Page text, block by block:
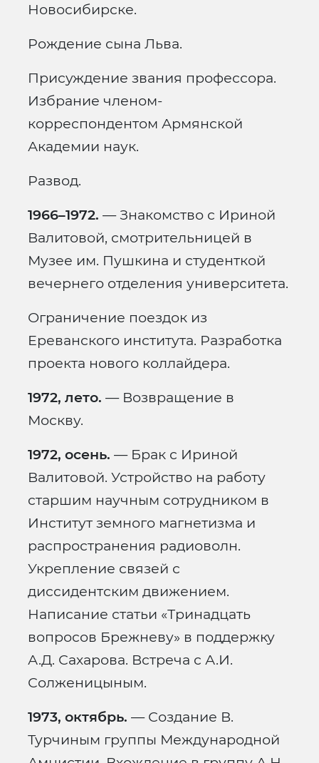
Новосибирске.
Рождение сына Льва.
Присуждение звания профессора.
Избрание членом-
корреспондентом Армянской
Академии наук.
Развод.
1966–1972. — Знакомство с Ириной
Валитовой, смотрительницей в
Музее им. Пушкина и студенткой
вечернего отделения университета.
Ограничение поездок из
Ереванского института. Разработка
проекта нового коллайдера.
1972, лето. — Возвращение в
Москву.
1972, осень. — Брак с Ириной
Валитовой. Устройство на работу
старшим научным сотрудником в
Институт земного магнетизма и
распространения радиоволн.
Укрепление связей с
диссидентским движением.
Написание статьи «Тринадцать
вопросов Брежневу» в поддержку
А.Д. Сахарова. Встреча с А.И.
Солженицыным.
1973, октябрь. — Создание В.
Турчиным группы Международной